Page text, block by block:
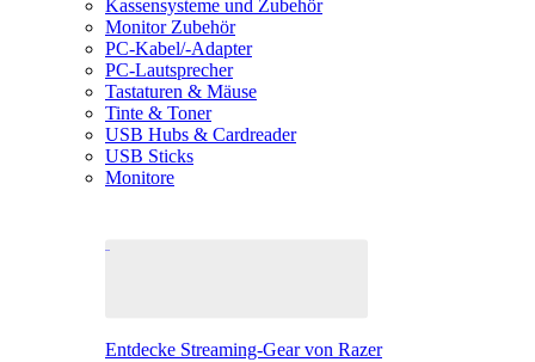
Kassensysteme und Zubehör
Monitor Zubehör
PC-Kabel/-Adapter
PC-Lautsprecher
Tastaturen & Mäuse
Tinte & Toner
USB Hubs & Cardreader
USB Sticks
Monitore
Entdecke Streaming-Gear von Razer